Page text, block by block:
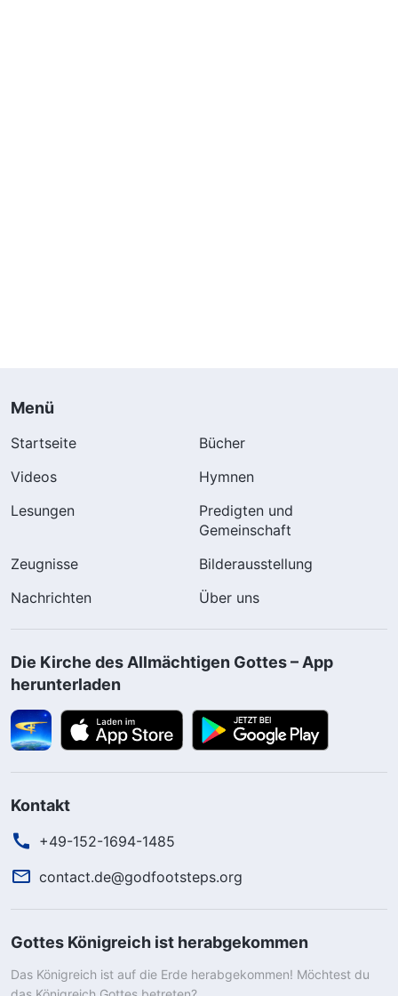
Menü
Startseite
Bücher
Videos
Hymnen
Lesungen
Predigten und
Gemeinschaft
Zeugnisse
Bilderausstellung
Nachrichten
Über uns
Die Kirche des Allmächtigen Gottes – App
herunterladen
Kontakt
+49-152-1694-1485
contact.de@godfootsteps.org
Gottes Königreich ist herabgekommen
Das Königreich ist auf die Erde herabgekommen! Möchtest du